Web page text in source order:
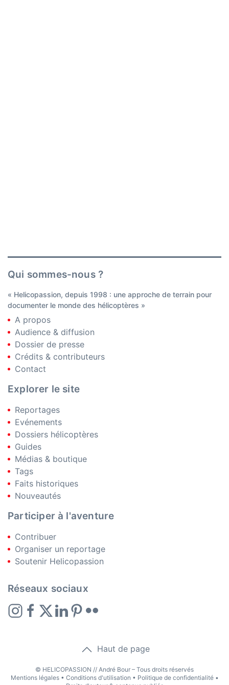
Qui sommes-nous ?
« Helicopassion, depuis 1998 : une approche de terrain pour
documenter le monde des hélicoptères »
A propos
Audience & diffusion
Dossier de presse
Crédits & contributeurs
Contact
Explorer le site
Reportages
Evénements
Dossiers hélicoptères
Guides
Médias & boutique
Tags
Faits historiques
Nouveautés
Participer à l'aventure
Contribuer
Organiser un reportage
Soutenir Helicopassion
Réseaux sociaux
Haut de page
© HELICOPASSION // André Bour – Tous droits réservés
Mentions légales• Conditions d'utilisation • Politique de confidentialité•